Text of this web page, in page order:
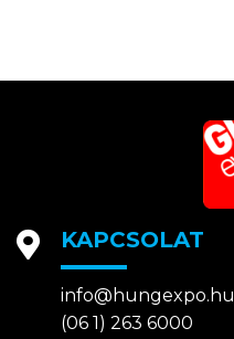
KAPCSOLAT
info@hungexpo.hu
(06 1) 263 6000